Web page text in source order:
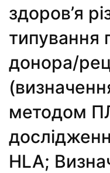
здоров’я
типування
донора/
методом
HLA;